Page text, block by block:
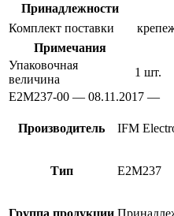
Принадлежности
Комплект поставки
Примечания
Упаковочная
величина
1 шт.
E2M237-00 — 08.11.2017 —
Производитель IFM
Тип E2M237
Группа продукции